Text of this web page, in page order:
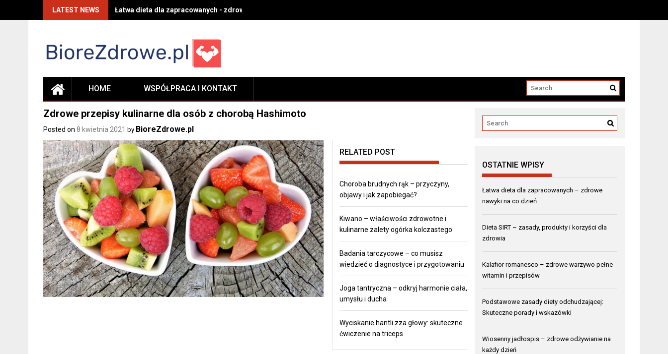
LATEST NEWS Łatwa dieta dla zapracowanych - zdrowe nawyki na co dzień
HOME WSPÓŁPRACA I KONTAKT
Zdrowe przepisy kulinarne dla osób z chorobą Hashimoto
Posted on 8 kwietnia 2021 by BioreZdrowe.pl
RELATED POST
Choroba brudnych rąk – przyczyny,
objawy i jak zapobiegać?
Kiwano – właściwości zdrowotne i
kulinarne zalety ogórka kolczastego
Badania tarczycowe – co musisz
wiedzieć o diagnostyce i przygotowaniu
Joga tantryczna – odkryj harmonie ciała,
umysłu i ducha
Wyciskanie hantli zza głowy: skuteczne
ćwiczenie na triceps
OSTATNIE WPISY
Łatwa dieta dla zapracowanych – zdrowe
nawyki na co dzień
Dieta SIRT – zasady, produkty i korzyści dla
zdrowia
Kalafior romanesco – zdrowe warzywo pełne
witamin i przepisów
Podstawowe zasady diety odchudzającej:
Skuteczne porady i wskazówki
Wiosenny jadłospis – zdrowe odżywianie na
każdy dzień